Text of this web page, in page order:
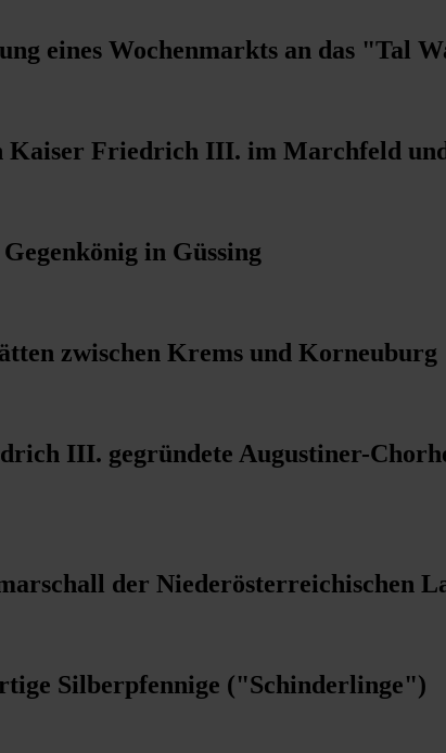
eines Wochenmarkts an das "Tal
Kaiser Friedrich III. im Marchfeld
in Güssing
zwischen Krems und Korneuburg
III. gegründete Augustiner-
der Niederösterreichischen
Silberpfennige ("Schinderlinge")